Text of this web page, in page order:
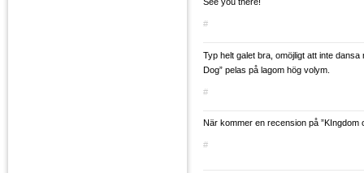
#
Typ helt galet bra, omöjligt att inte dansa
Dog” pelas på lagom hög volym.
#
När kommer en recension på ”KIngdom
#